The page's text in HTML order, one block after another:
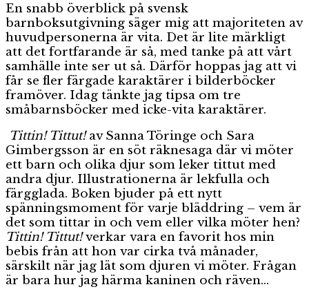
En snabb överblick på svensk
barnboksutgivning säger mig att majoriteten av
huvudpersonerna är vita. Det är lite märkligt
att det fortfarande är så, med tanke på att vårt
samhälle inte ser ut så. Därför hoppas jag att vi
får se fler färgade karaktärer i bilderböcker
framöver. Idag tänkte jag tipsa om tre
småbarnsböcker med icke-vita karaktärer.
Tittin! Tittut!av Sanna Töringe och Sara
Gimbergsson är en söt räknesaga där vi möter
ett barn och olika djur som leker tittut med
andra djur. Illustrationerna är lekfulla och
färgglada. Boken bjuder på ett nytt
spänningsmoment för varje bläddring – vem är
det som tittar in och vem eller vilka möter hen?
Tittin! Tittut!verkar vara en favorit hos min
bebis från att hon var cirka två månader,
särskilt när jag lät som djuren vi möter. Frågan
är bara hur jag härma kaninen och räven…